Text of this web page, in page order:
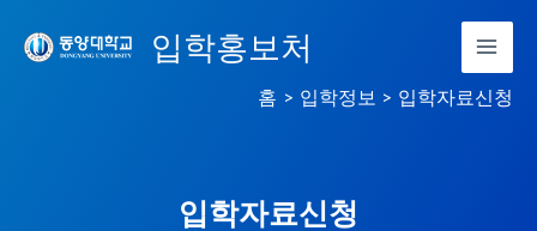
입학홍보처
홈 입학정보 입학자료신청
입학자료신청